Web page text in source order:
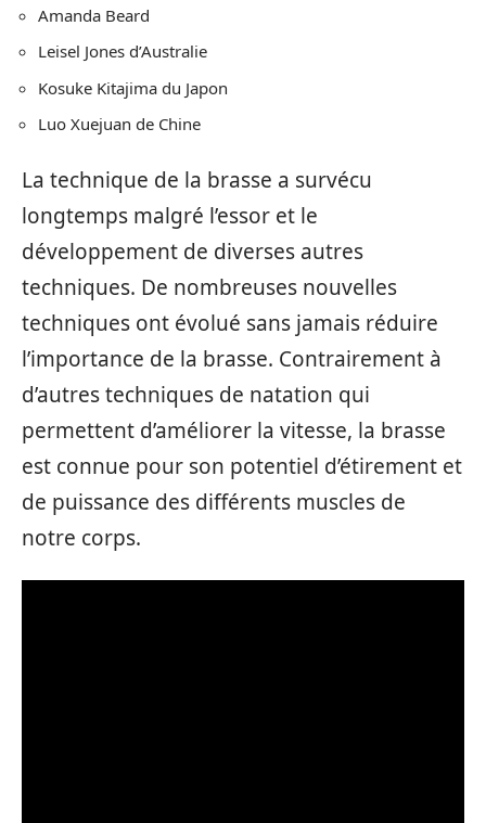
Amanda Beard
Leisel Jones d’Australie
Kosuke Kitajima du Japon
Luo Xuejuan de Chine
La technique de la brasse a survécu
longtemps malgré l’essor et le
développement de diverses autres
techniques. De nombreuses nouvelles
techniques ont évolué sans jamais réduire
l’importance de la brasse. Contrairement à
d’autres techniques de natation qui
permettent d’améliorer la vitesse, la brasse
est connue pour son potentiel d’étirement et
de puissance des différents muscles de
notre corps.